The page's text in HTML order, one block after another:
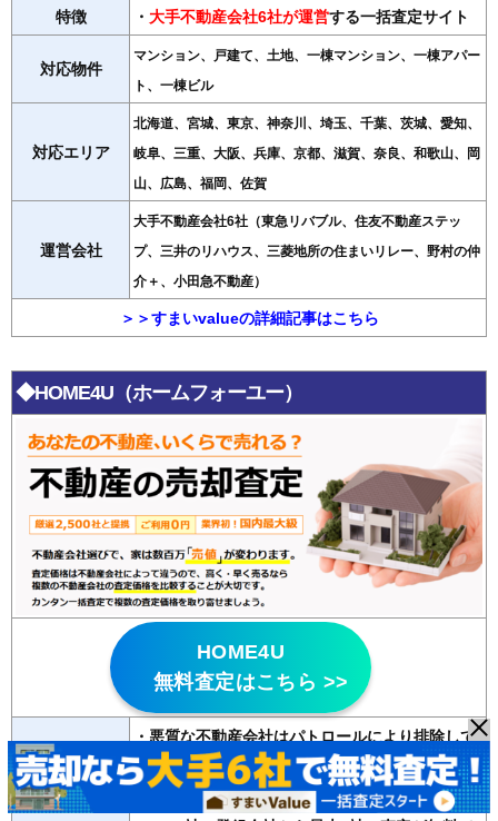
特徴 ・ 大手不動産会社6社が運営する一括査定サイト
対応物件
マンション、戸建て、土地、一棟マンション、一棟アパー
ト、一棟ビル
対応エリア
北海道、宮城、東京、神奈川、埼玉、千葉、茨城、愛知、
岐阜、三重、大阪、兵庫、京都、滋賀、奈良、和歌山、岡
山、広島、福岡、佐賀
運営会社
大手不動産会社6社（東急リバブル、住友不動産ステッ
プ、三井のリハウス、三菱地所の住まいリレー、野村の仲
介＋、小田急不動産）
＞＞すまいvalueの詳細記事はこちら
◆HOME4U（ホームフォーユー）
HOME4U
無料査定はこちら >>
特徴
・悪質な不動産会社はパトロールにより排除して
いる
20年以上の運営歴があり信頼性が高い